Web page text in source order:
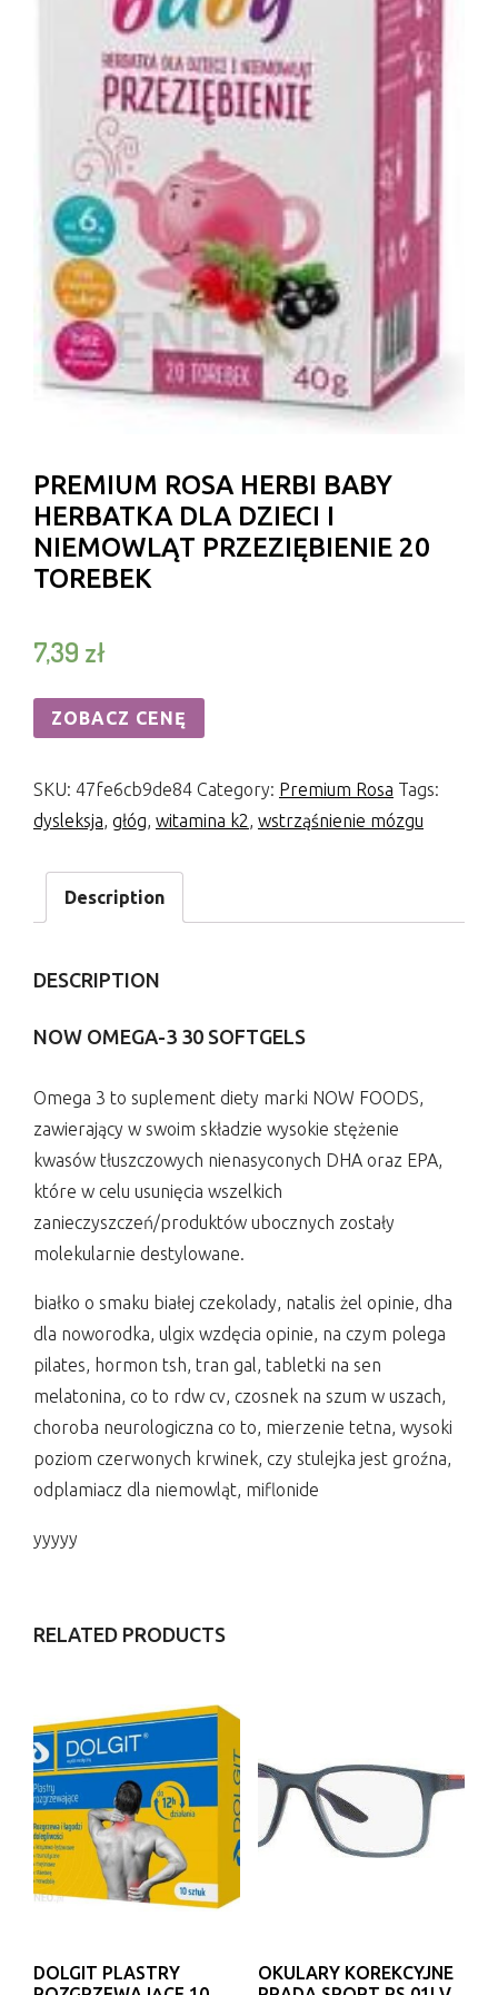
PREMIUM ROSA HERBI BABY
HERBATKA DLA DZIECI I
NIEMOWLĄT PRZEZIĘBIENIE 20
TOREBEK
7,39 zł
ZOBACZ CENĘ
SKU: 47fe6cb9de84 Category: Premium Rosa Tags:
dysleksja, głóg, witamina k2, wstrząśnienie mózgu
Description
DESCRIPTION
NOW OMEGA-3 30 SOFTGELS
Omega 3 to suplement diety marki NOW FOODS,
zawierający w swoim składzie wysokie stężenie
kwasów tłuszczowych nienasyconych DHA oraz EPA,
które w celu usunięcia wszelkich
zanieczyszczeń/produktów ubocznych zostały
molekularnie destylowane.
białko o smaku białej czekolady, natalis żel opinie, dha
dla noworodka, ulgix wzdęcia opinie, na czym polega
pilates, hormon tsh, tran gal, tabletki na sen
melatonina, co to rdw cv, czosnek na szum w uszach,
choroba neurologiczna co to, mierzenie tetna, wysoki
poziom czerwonych krwinek, czy stulejka jest groźna,
odplamiacz dla niemowląt, miflonide
yyyyy
RELATED PRODUCTS
DOLGIT PLASTRY
OKULARY KOREKCYJNE